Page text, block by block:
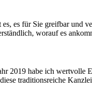
es für Sie greifbar und
worauf es
2019 habe ich
traditionsreiche